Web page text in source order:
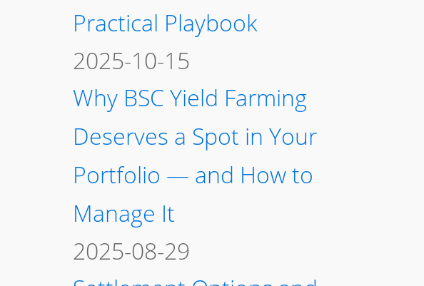
Practical Playbook
2025-10-15
Why BSC Yield Farming
Deserves a Spot in Your
Portfolio — and How to
Manage It
2025-08-29